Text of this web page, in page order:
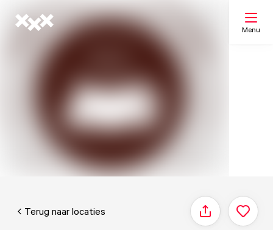
Menu
Terug naar locaties Delen